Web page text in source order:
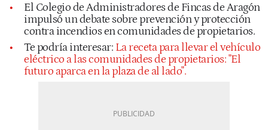
El Colegio de Administradores de Fincas de Aragón
impulsó un debate sobre prevención y protección
contra incendios en comunidades de propietarios.
Te podría interesar: La receta para llevar el vehículo
eléctrico a las comunidades de propietarios: "El
futuro aparca en la plaza de al lado".